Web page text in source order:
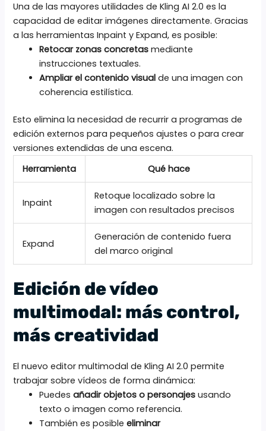
Una de las mayores utilidades de Kling AI 2.0 es la
capacidad de editar imágenes directamente. Gracias
a las herramientas Inpaint y Expand, es posible:
Retocar zonas concretas mediante
instrucciones textuales.
Ampliar el contenido visual de una imagen con
coherencia estilística.
Esto elimina la necesidad de recurrir a programas de
edición externos para pequeños ajustes o para crear
versiones extendidas de una escena.
Herramienta
Qué hace
Inpaint
Retoque localizado sobre la
imagen con resultados precisos
Expand
Generación de contenido fuera
del marco original
Edición de vídeo
multimodal: más control,
más creatividad
El nuevo editor multimodal de Kling AI 2.0 permite
trabajar sobre vídeos de forma dinámica:
Puedesañadir objetos o personajes usando
texto o imagen como referencia.
También es posibleeliminar